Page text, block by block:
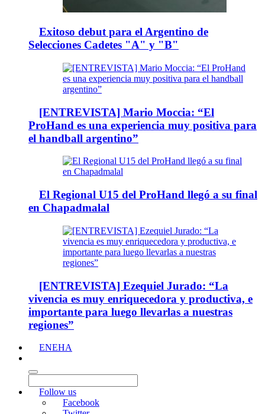
Exitoso debut para el Argentino de
Selecciones Cadetes "A" y "B"
[ENTREVISTA] Mario Moccia: “El
ProHand es una experiencia muy positiva para
el handball argentino”
El Regional U15 del ProHand llegó a su final
en Chapadmalal
[ENTREVISTA] Ezequiel Jurado: “La
vivencia es muy enriquecedora y productiva, e
importante para luego llevarlas a nuestras
regiones”
ENEHA
Follow us
Facebook